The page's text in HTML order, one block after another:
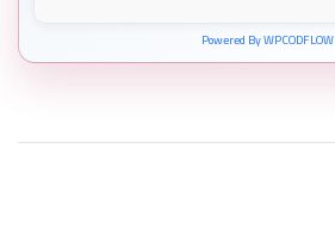
Powered By WPCODFLOW